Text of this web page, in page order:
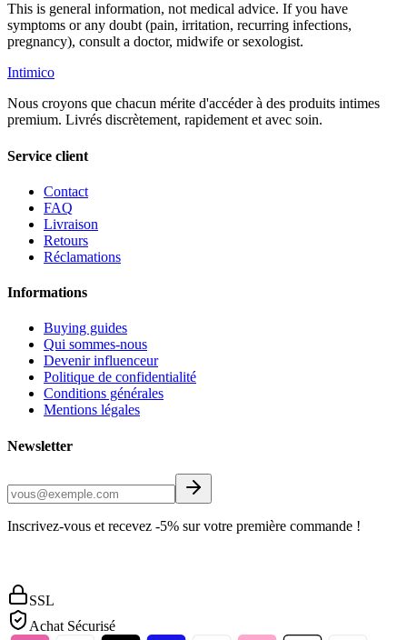
This is general information, not medical advice. If you have
symptoms or any doubt (pain, irritation, recurring infections,
pregnancy), consult a doctor, midwife or sexologist.
Intimico
Nous croyons que chacun mérite d'accéder à des produits intimes
premium. Livrés discrètement, rapidement et avec soin.
Service client
Contact
FAQ
Livraison
Retours
Réclamations
Informations
Buying guides
Qui sommes-nous
Devenir influenceur
Politique de confidentialité
Conditions générales
Mentions légales
Newsletter
Inscrivez-vous et recevez -5% sur votre première commande !
SSL
Achat Sécurisé